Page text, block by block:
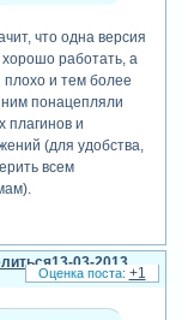
что одна версия
работать, а
плохо и тем более
ним понацепляли
плагинов и
(для удобства,
всем
13-03-2013
+1